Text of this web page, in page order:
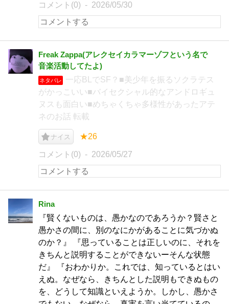
コメント(0) 2026/05/30
Freak Zappa(アレクセイカラマーゾフという名で
音楽活動してたよ)
ネタバレ
一応BLでSF？■美少年を振るソクラテス
がかっこいい■バイセクシャル的なアンドロギュ
ヌスも面白い■めちゃくちゃ多様性があったアテ
ネのお話 転載
ナイス ★26
コメント(0) 2026/05/27
Rina
『賢くないものは、愚かなのであろうか？賢さと
愚かさの間に、別のなにかがあることに気づかぬ
のか？』 『思っていることは正しいのに、それを
きちんと説明することができないーそんな状態
だ』 『おわかりか。これでは、知っているとはい
えぬ。なぜなら、きちんとした説明もできぬもの
を、どうして知識といえようか。しかし、愚かさ